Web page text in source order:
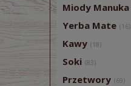
Miody Manuka
Yerba Mate (16)
Kawy (18)
Soki (83)
Przetwory (69)